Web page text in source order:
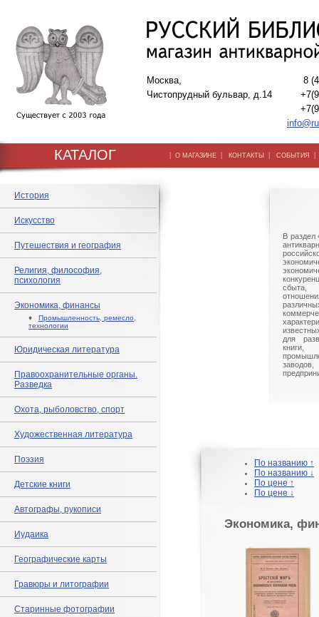
Москва,
Чистопрудный бульвар, д.14
8
КАТАЛОГ | О МАГАЗИНЕ | КОНТАКТЫ | СОБЫТИЯ
История
Искусство
Путешествия и география
Религия, философия,
психология
Экономика, финансы
♦ Промышленность, ремесло,
технологии
Юридическая литература
Правоохранительные органы.
Разведка
Охота, рыболовство, спорт
Художественная литература
Поэзия
Детские книги
Автографы, рукописи
Иудаика
Географические карты
Гравюры и литографии
Старинные фотографии
В
сбыта,
для
книги,
По названию ↑
По названию ↓
По цене ↑
По цене ↓
Экономика,